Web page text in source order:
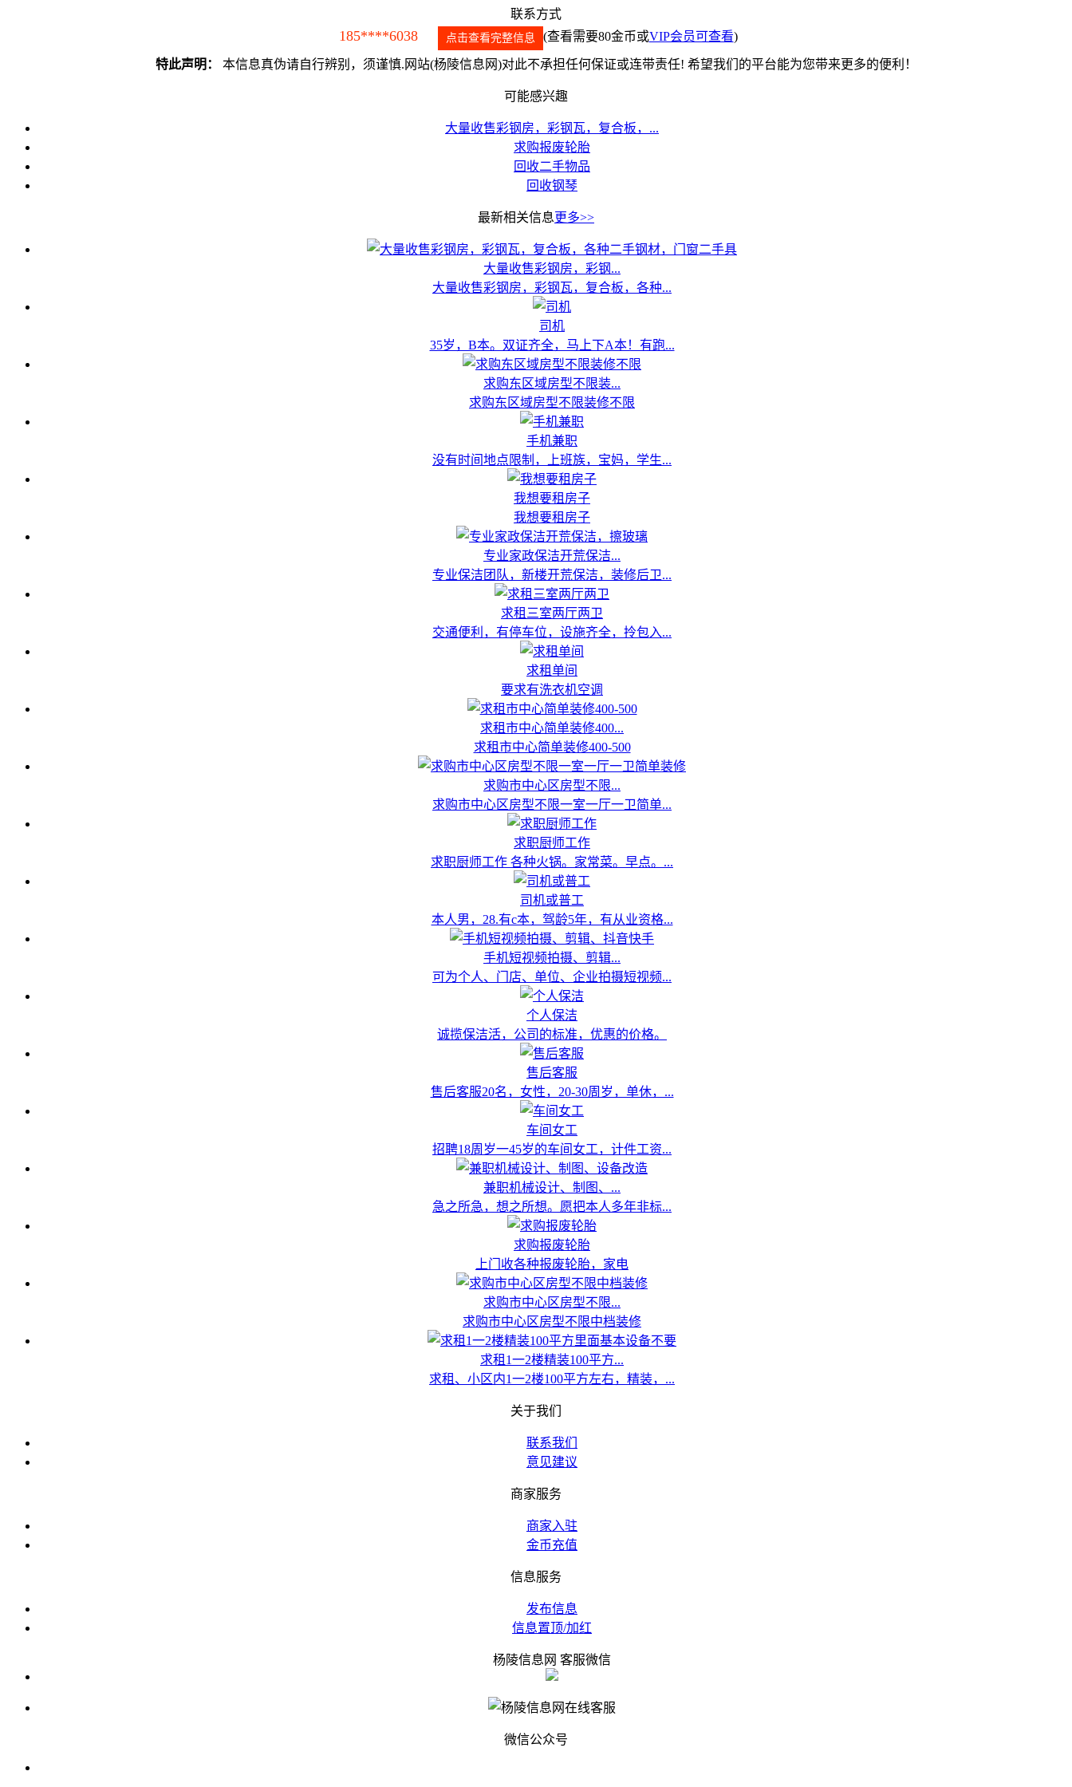
联系方式
185****6038 点击查看完整信息 (查看需要80金币或VIP会员可查看)
特此声明： 本信息真伪请自行辨别，须谨慎.网站(杨陵信息网)对此不承担任何保证或连带责任! 希望我们的平台能为您带来更多的便利！
可能感兴趣
大量收售彩钢房，彩钢瓦，复合板，...
求购报废轮胎
回收二手物品
回收钢琴
最新相关信息更多>>
大量收售彩钢房，彩钢...
大量收售彩钢房，彩钢瓦，复合板，各种...
司机
35岁，B本。双证齐全，马上下A本！有跑...
求购东区域房型不限装...
求购东区域房型不限装修不限
手机兼职
没有时间地点限制，上班族，宝妈，学生...
我想要租房子
我想要租房子
专业家政保洁开荒保洁...
专业保洁团队，新楼开荒保洁，装修后卫...
求租三室两厅两卫
交通便利，有停车位，设施齐全，拎包入...
求租单间
要求有洗衣机空调
求租市中心简单装修400...
求租市中心简单装修400-500
求购市中心区房型不限...
求购市中心区房型不限一室一厅一卫简单...
求职厨师工作
求职厨师工作 各种火锅。家常菜。早点。...
司机或普工
本人男，28.有c本，驾龄5年，有从业资格...
手机短视频拍摄、剪辑...
可为个人、门店、单位、企业拍摄短视频...
个人保洁
诚揽保洁活，公司的标准，优惠的价格。
售后客服
售后客服20名，女性，20-30周岁，单休，...
车间女工
招聘18周岁一45岁的车间女工，计件工资...
兼职机械设计、制图、...
急之所急，想之所想。愿把本人多年非标...
求购报废轮胎
上门收各种报废轮胎，家电
求购市中心区房型不限...
求购市中心区房型不限中档装修
求租1一2楼精装100平方...
求租、小区内1一2楼100平方左右，精装，...
关于我们
联系我们
意见建议
商家服务
商家入驻
金币充值
信息服务
发布信息
信息置顶/加红
杨陵信息网 客服微信
微信公众号